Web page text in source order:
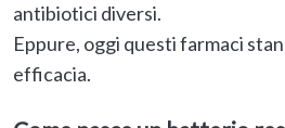
antibiotici diversi.
Eppure, oggi questi farmaci
efficacia.